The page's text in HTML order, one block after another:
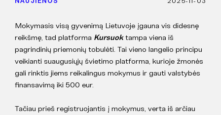
Mokymasis visą gyvenimą Lietuvoje įgauna vis didesnę
reikšmę, tad platforma Kursuoktampa viena iš
pagrindinių priemonių tobulėti. Tai vieno langelio principu
veikianti suaugusiųjų švietimo platforma, kurioje žmonės
gali rinktis jiems reikalingus mokymus ir gauti valstybės
finansavimą iki 500 eur.
Tačiau prieš registruojantis į mokymus, verta iš arčiau